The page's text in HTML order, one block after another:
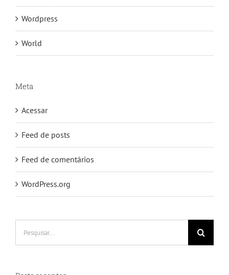
Wordpress
World
Meta
Acessar
Feed de posts
Feed de comentários
WordPress.org
resultados